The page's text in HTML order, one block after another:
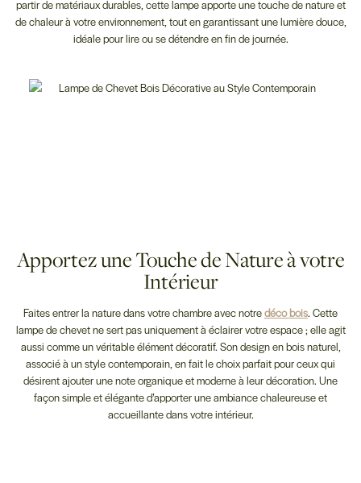
partir de matériaux durables, cette lampe apporte une touche de nature et
de chaleur à votre environnement, tout en garantissant une lumière douce,
idéale pour lire ou se détendre en fin de journée.
Apportez une Touche de Nature à votre
Intérieur
Faites entrer la nature dans votre chambre avec notredéco bois. Cette
lampe de chevet ne sert pas uniquement à éclairer votre espace ; elle agit
aussi comme un véritable élément décoratif. Son design en bois naturel,
associé à un style contemporain, en fait le choix parfait pour ceux qui
désirent ajouter une note organique et moderne à leur décoration. Une
façon simple et élégante d’apporter une ambiance chaleureuse et
accueillante dans votre intérieur.